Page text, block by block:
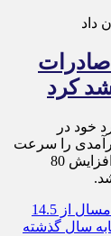
صادرات
خود در
را سرعت
بخشید و طی 3 ماهه نخست سال جاری موفق به افزایش 80